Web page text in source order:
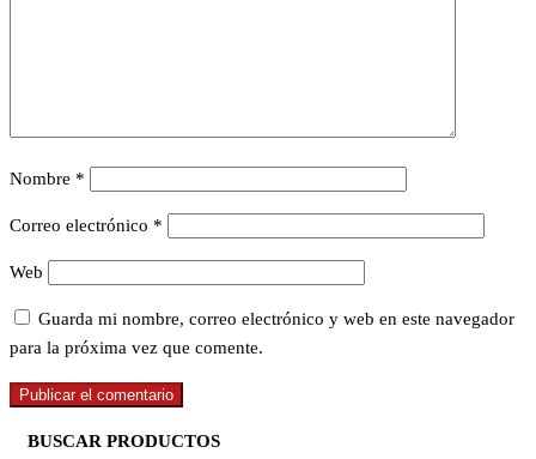
Nombre *
Correo electrónico *
Web
Guarda mi nombre, correo electrónico y web en este navegador
para la próxima vez que comente.
BUSCAR PRODUCTOS